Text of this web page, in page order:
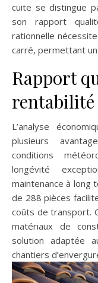
cuite se distingue
son rapport
rationnelle
carré, permettant
Rapport
rentabilité
L’analyse
plusieurs
conditions
longévité
maintenance à long
de 288 pièces
coûts de transport.
matériaux de
solution adaptée
chantiers